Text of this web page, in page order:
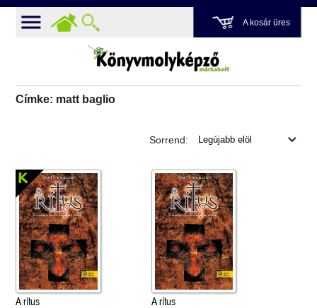
A kosár üres
Címke: matt baglio
Sorrend:
A rítus A rítus